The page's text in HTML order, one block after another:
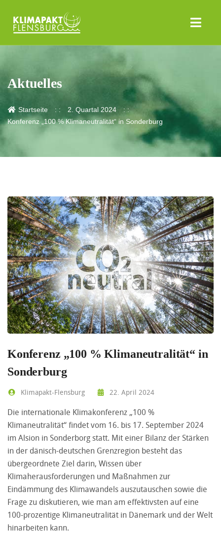
Aktuelles
Startseite
2. Quartal 2024
Konferenz „100 % Klimaneutralität“ in Sonderburg
Konferenz „100 % Klimaneutralität“ in
Sonderburg
Klimapakt-Flensburg 22. April 2024
Die internationale Klimakonferenz „100 %
Klimaneutralität“ findet vom 16. bis 17. September 2024
im Alsion in Sonderborg statt. Mit einer Bilanz der Stärken
in der dänisch-deutschen Grenzregion besteht das
übergeordnete Ziel darin, Wissen über
Klimaherausforderungen und Maßnahmen zur
Eindämmung des Klimawandels auszutauschen sowie die
Frage zu diskutieren, wie man am effektivsten auf eine
100-prozentige Klimaneutralität in Dänemark und der Welt
hinarbeiten kann.